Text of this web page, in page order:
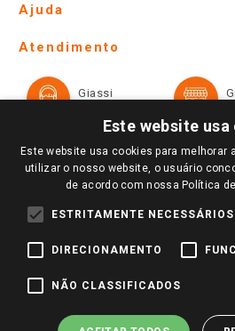
Lojas Físicas e Horários
Ofertas
Televendas
Notícias
Perguntas frequentes
Identidade Visual
Ajuda
Formas de Pagamento
Trocas e Devoluções
Atendimento
Giassi
Redes Sociais
Pagamento e Segurança
Este website
Este website usa cookies para melhorar
utilizar o nosso website, o usuário
de acordo com nossa Política
ESTRITAMENTE NECESSÁRIOS
DIRECIONAMENTO
NÃO CLASSIFICADOS